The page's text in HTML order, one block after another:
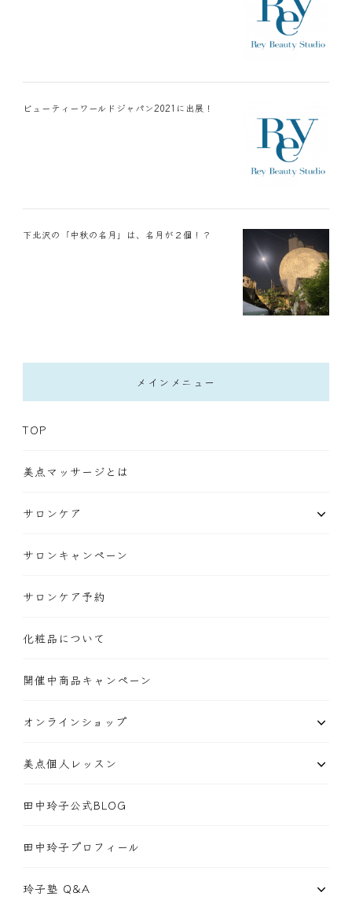
ビューティーワールドジャパン2021に出展！
下北沢の「中秋の名月」は、名月が２個！？
メインメニュー
TOP
美点マッサージとは
サロンケア
サロンキャンペーン
サロンケア予約
化粧品について
開催中商品キャンペーン
オンラインショップ
美点個人レッスン
田中玲子公式BLOG
田中玲子プロフィール
玲子塾 Q&A